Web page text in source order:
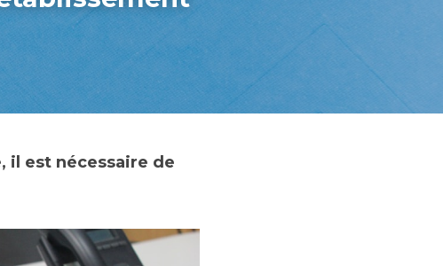
il est nécessaire de